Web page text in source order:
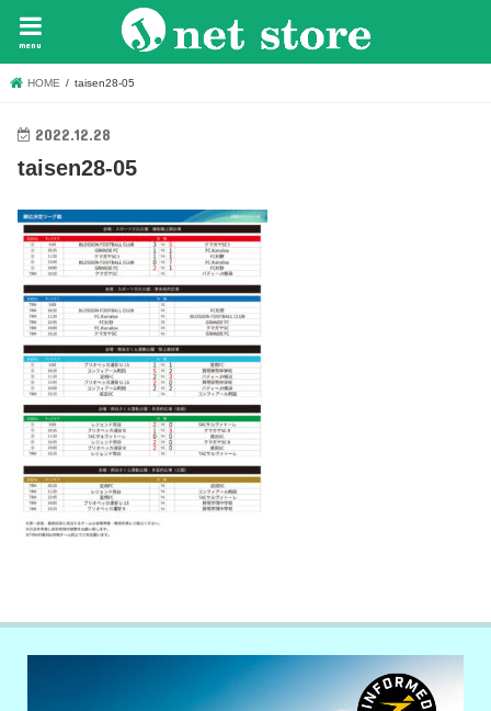
menu
HOME taisen28-05
2022.12.28
taisen28-05